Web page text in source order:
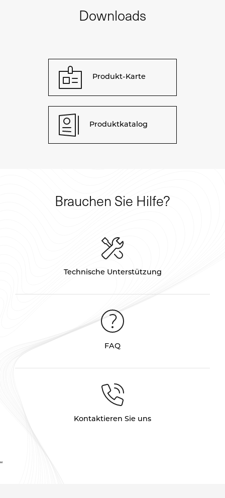
Downloads
Produkt-Karte
Produktkatalog
Brauchen Sie Hilfe?
Technische Unterstützung
FAQ
Kontaktieren Sie uns
“